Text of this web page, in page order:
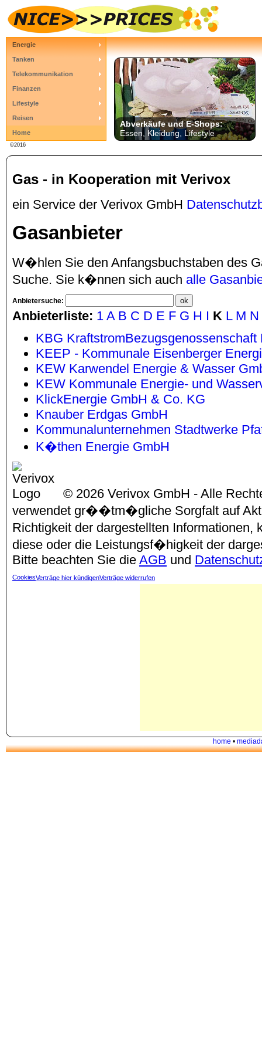
Energie
Tanken
Telekommunikation
Finanzen
Lifestyle
Reisen
Home
©2016
Abverkäufe und E-Shops:
Essen, Kleidung, Lifestyle
Gas - in Kooperation mit Verivox
ein Service der Verivox GmbH
Gasanbieter
W�hlen Sie den Anfangsbuchstaben des
Suche. Sie k�nnen sich auch alle
Anbietersuche:
Anbieterliste: 1 A B C D E F G H I K L M N
KBG KraftstromBezugsgenossenschaft
KEEP - Kommunale Eisenberger
KEW Karwendel Energie & Wasser
KEW Kommunale Energie- und
KlickEnergie GmbH & Co. KG
Knauber Erdgas GmbH
Kommunalunternehmen Stadtwerke
K�then Energie GmbH
© 2026 Verivox GmbH - Alle
verwendet gr��tm�gliche Sorgfalt auf
Richtigkeit der dargestellten
diese oder die Leistungsf�higkeit der
Bitte beachten Sie die AGB und
CookiesVerträge hier kündigenVerträge widerrufen
home •